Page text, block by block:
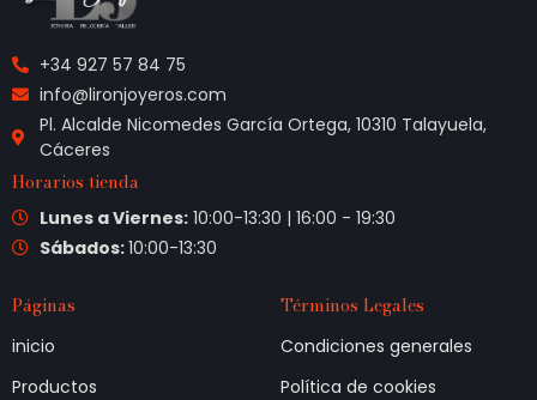
+34 927 57 84 75
info@lironjoyeros.com
Pl. Alcalde Nicomedes García Ortega, 10310 Talayuela,
Cáceres
Horarios tienda
Lunes a Viernes:10:00-13:30 | 16:00 - 19:30
Sábados:10:00-13:30
Páginas
inicio
Productos
Términos Legales
Condiciones generales
Política de cookies